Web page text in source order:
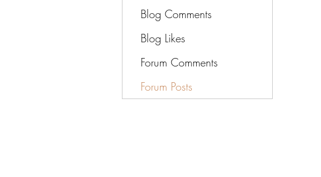
Blog Comments
Blog Likes
Forum Comments
Forum Posts